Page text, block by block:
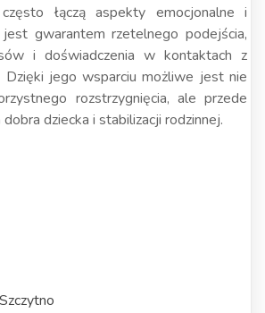
łączą aspekty emocjonalne i
gwarantem rzetelnego podejścia,
i doświadczenia w kontaktach z
Dzięki jego wsparciu możliwe jest nie
rozstrzygnięcia, ale przede
dziecka i stabilizacji rodzinnej.